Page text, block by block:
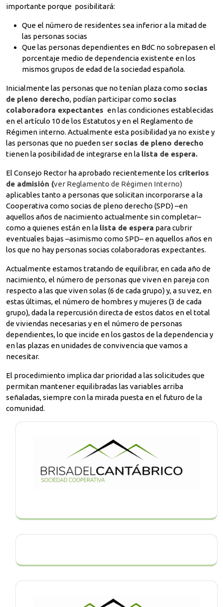
importante porque posibilitará:
Que el número de residentes sea inferior a la mitad de
las personas socias
Que las personas dependientes en BdC no sobrepasen el
porcentaje medio de dependencia existente en los
mismos grupos de edad de la sociedad española.
Inicialmente las personas que no tenían plaza como socias
de pleno derecho, podían participar como socias
colaboradora expectantes en las condiciones establecidas
en el artículo 10 de los Estatutos y en el Reglamento de
Régimen interno. Actualmente esta posibilidad ya no existe y
las personas que no pueden ser socias de pleno derecho
tienen la posibilidad de integrarse en la lista de espera.
El Consejo Rector ha aprobado recientemente los criterios
de admisión (ver Reglamento de Régimen Interno)
aplicables tanto a personas que solicitan incorporarse a la
Cooperativa como socias de pleno derecho (SPD) –en
aquellos años de nacimiento actualmente sin completar–
como a quienes están en la lista de espera para cubrir
eventuales bajas –asimismo como SPD– en aquellos años en
los que no hay personas socias colaboradoras expectantes.
Actualmente estamos tratando de equilibrar, en cada año de
nacimiento, el número de personas que viven en pareja con
respecto a las que viven solas (6 de cada grupo) y, a su vez, en
estas últimas, el número de hombres y mujeres (3 de cada
grupo), dada la repercusión directa de estos datos en el total
de viviendas necesarias y en el número de personas
dependientes, lo que incide en los gastos de la dependencia y
en las plazas en unidades de convivencia que vamos a
necesitar.
El procedimiento implica dar prioridad a las solicitudes que
permitan mantener equilibradas las variables arriba
señaladas, siempre con la mirada puesta en el futuro de la
comunidad.